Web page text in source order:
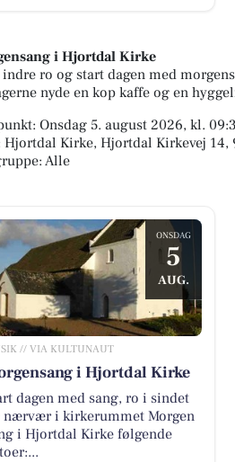
i Hjortdal Kirke
ro og start dagen med
nyde en kop kaffe og en
Onsdag 5. august 2026, kl.
Hjortdal Kirke, Hjortdal Kirkevej
Alle
ONSDAG
5
AUG.
// VIA KULTUNAUT
i Hjortdal Kirke
dagen med sang, ro i sindet
nærvær i kirkerummet Morgen
i Hjortdal Kirke følgende